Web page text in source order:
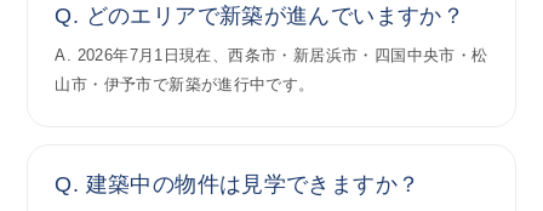
Q. どのエリアで新築が進んでいますか？
A. 2026年7月1日現在、西条市・新居浜市・四国中央市・松
山市・伊予市で新築が進行中です。
Q. 建築中の物件は見学できますか？